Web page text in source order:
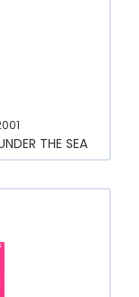
THE SEA